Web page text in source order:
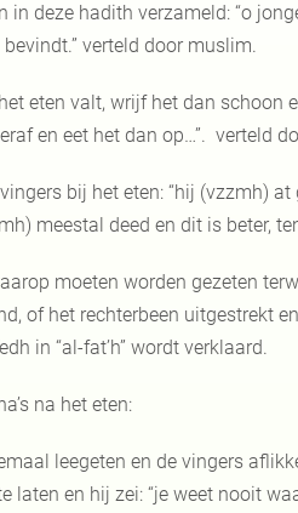
in deze hadith verzameld: “o
verteld door muslim.
eten valt, wrijf het dan schoon
en eet het dan op…”. verteld
bij het eten: “hij (vzzmh)
meestal deed en dit is beter,
moeten worden gezeten
of het rechterbeen uitgestrekt
in “al-fat’h” wordt verklaard.
na het eten:
leegeten en de vingers
laten en hij zei: “je weet nooit